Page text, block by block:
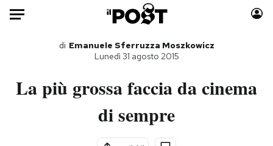
Auto
Italia
Libri
Consumismi
di Emanuele Sferruzza Moszkowicz
Lunedì 31 agosto 2015
La più grossa faccia da cinema
di sempre